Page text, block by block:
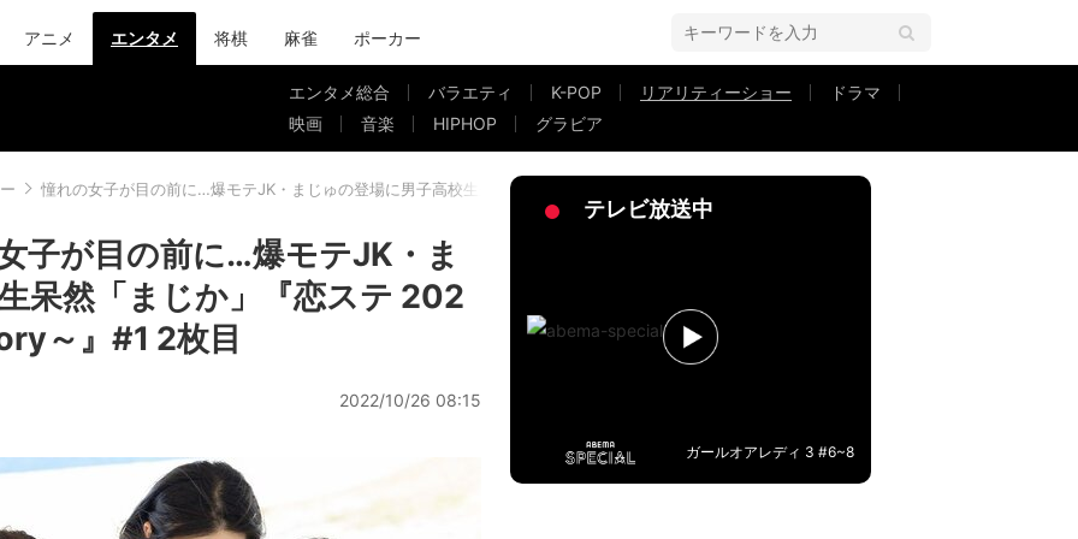
アニメ エンタメ 将棋 麻雀 ポーカー
エンタメ総合 バラエティ K-POP リアリティーショー
ドラマ
映画
音楽 HIPHOP グラビア
憧れの女子が目の前に…爆モテJK・まじゅの登場に男子高校生呆然「まじか」『恋ステ 2022秋 ～Honey Soda Story～』#1
子が目の前に…爆モテJK・ま
呆然「まじか」『恋ステ 202
～』#1 2枚目
2022/10/26 08:15
テレビ放送中
ガールオアレディ 3 #6~8